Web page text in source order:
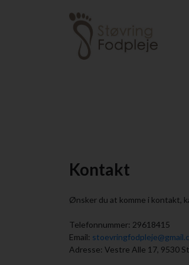
Kontakt
Ønsker du at komme i kontakt,
Telefonnummer: 29618415
Email:
Adresse: Vestre Alle 17, 9530